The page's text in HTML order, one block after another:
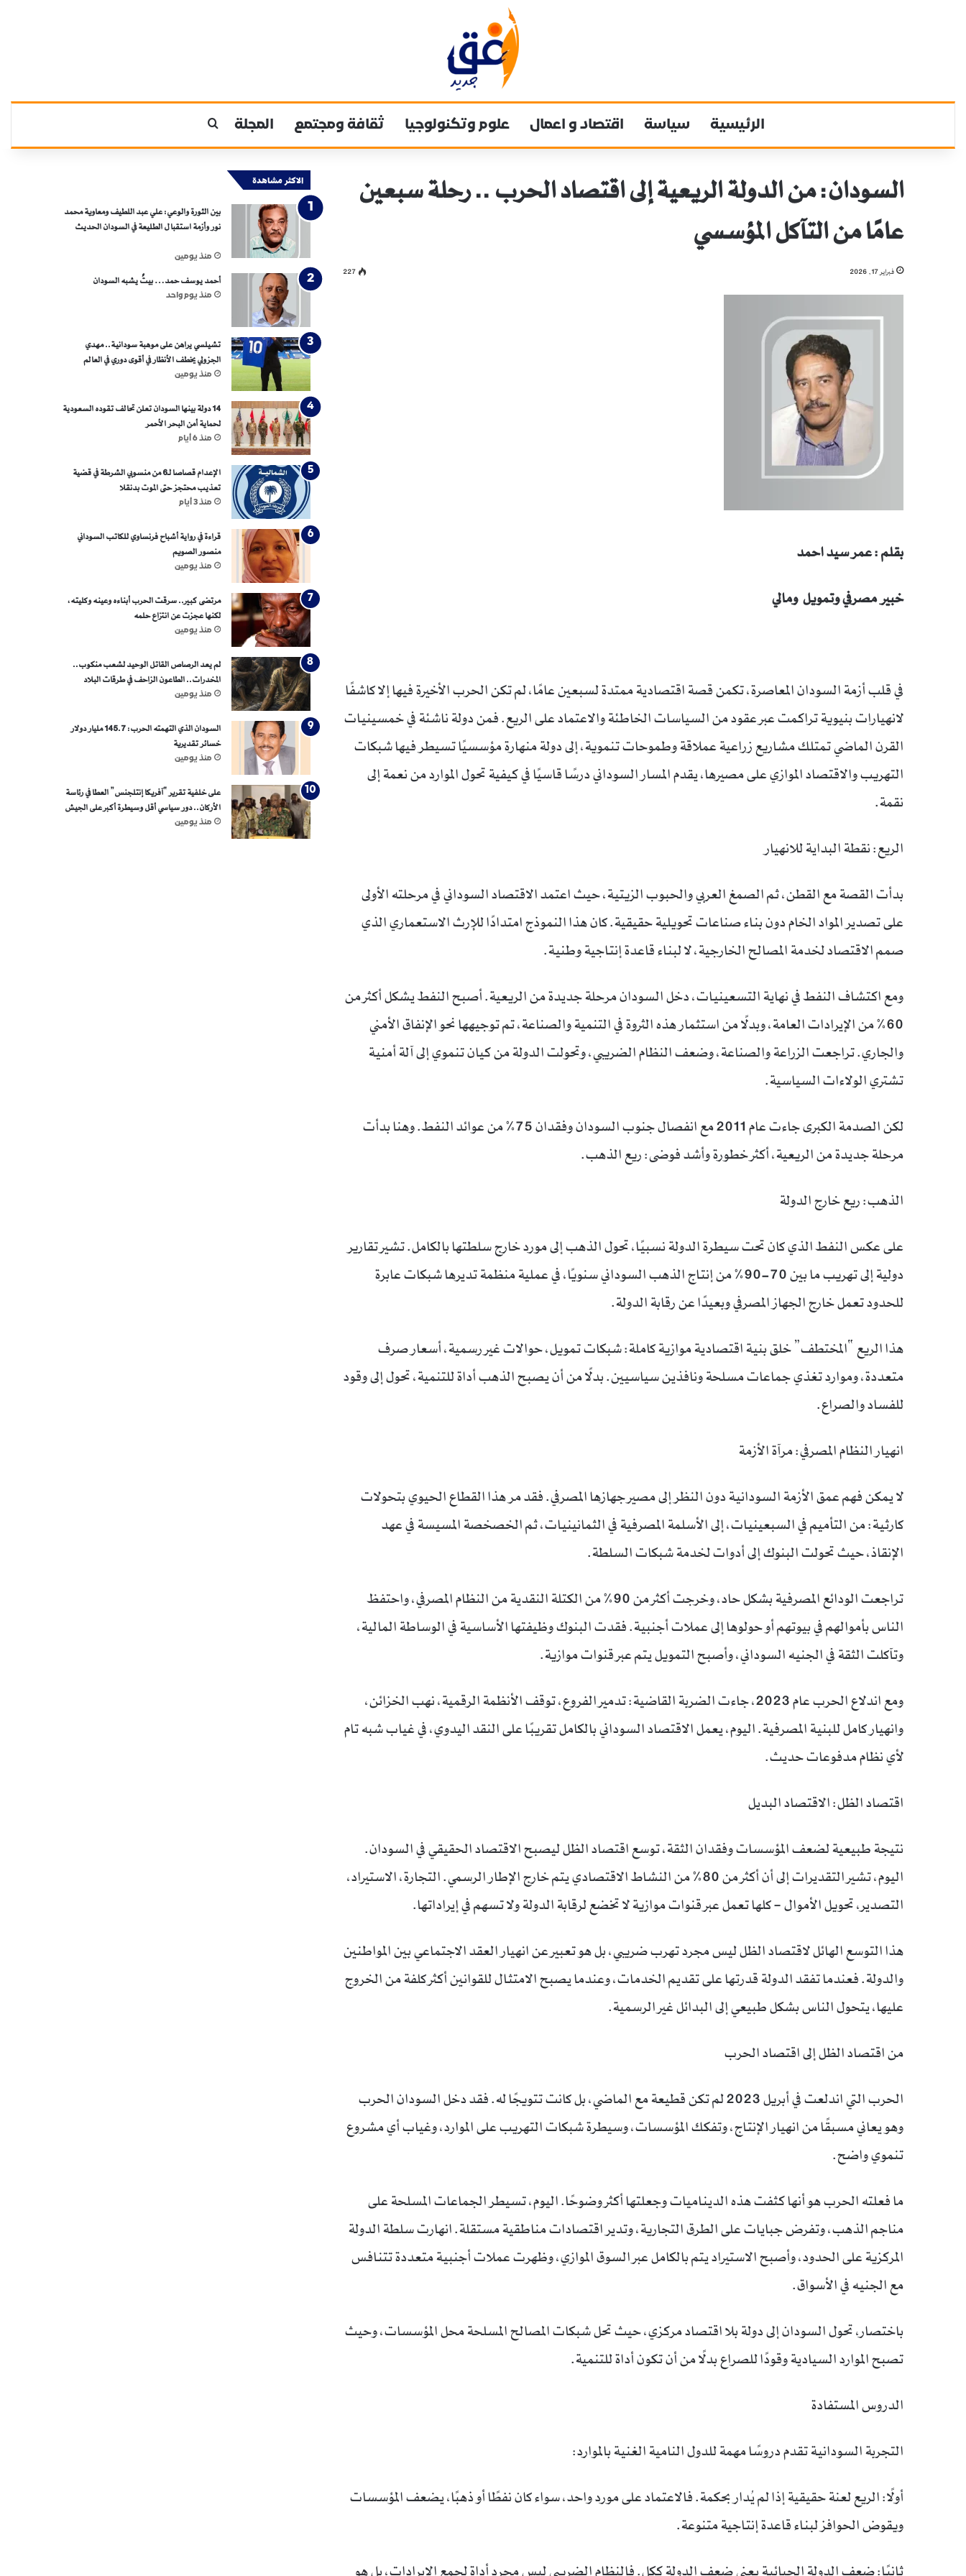
الرئيسية سياسة اقتصاد و اعمال علوم وتكنولوجيا ثقافة ومجتمع المجلة
السودان: من الدولة الريعية إلى اقتصاد الحرب .. رحلة سبعين
عامًا من التآكل المؤسسي
فبراير 17, 2026 227
بقلم : عمر سيد احمد
خبير مصرفي وتمويل ومالي
في قلب أزمة السودان المعاصرة، تكمن قصة اقتصادية ممتدة لسبعين عامًا، لم تكن الحرب الأخيرة فيها إلا كاشفًا
لانهيارات بنيوية تراكمت عبر عقود من السياسات الخاطئة والاعتماد على الريع. فمن دولة ناشئة في خمسينيات
القرن الماضي تمتلك مشاريع زراعية عملاقة وطموحات تنموية، إلى دولة منهارة مؤسسيًا تسيطر فيها شبكات
التهريب والاقتصاد الموازي على مصيرها، يقدم المسار السوداني درسًا قاسيًا في كيفية تحول الموارد من نعمة إلى
نقمة.
الريع: نقطة البداية للانهيار
بدأت القصة مع القطن، ثم الصمغ العربي والحبوب الزيتية، حيث اعتمد الاقتصاد السوداني في مرحلته الأولى
على تصدير المواد الخام دون بناء صناعات تحويلية حقيقية. كان هذا النموذج امتدادًا للإرث الاستعماري الذي
صمم الاقتصاد لخدمة المصالح الخارجية، لا لبناء قاعدة إنتاجية وطنية.
ومع اكتشاف النفط في نهاية التسعينيات، دخل السودان مرحلة جديدة من الريعية. أصبح النفط يشكل أكثر من
60% من الإيرادات العامة، وبدلًا من استثمار هذه الثروة في التنمية والصناعة، تم توجيهها نحو الإنفاق الأمني
والجاري. تراجعت الزراعة والصناعة، وضعف النظام الضريبي، وتحولت الدولة من كيان تنموي إلى آلة أمنية
تشتري الولاءات السياسية.
لكن الصدمة الكبرى جاءت عام 2011 مع انفصال جنوب السودان وفقدان 75% من عوائد النفط. وهنا بدأت
مرحلة جديدة من الريعية، أكثر خطورة وأشد فوضى: ريع الذهب.
الذهب: ريع خارج الدولة
على عكس النفط الذي كان تحت سيطرة الدولة نسبيًا، تحول الذهب إلى مورد خارج سلطتها بالكامل. تشير تقارير
دولية إلى تهريب ما بين 70-90% من إنتاج الذهب السوداني سنويًا، في عملية منظمة تديرها شبكات عابرة
للحدود تعمل خارج الجهاز المصرفي وبعيدًا عن رقابة الدولة.
هذا الريع “المختطف” خلق بنية اقتصادية موازية كاملة: شبكات تمويل، حوالات غير رسمية، أسعار صرف
متعددة، وموارد تغذي جماعات مسلحة ونافذين سياسيين. بدلًا من أن يصبح الذهب أداة للتنمية، تحول إلى وقود
للفساد والصراع.
انهيار النظام المصرفي: مرآة الأزمة
لا يمكن فهم عمق الأزمة السودانية دون النظر إلى مصير جهازها المصرفي. فقد مر هذا القطاع الحيوي بتحولات
كارثية: من التأميم في السبعينيات، إلى الأسلمة المصرفية في الثمانينيات، ثم الخصخصة المسيسة في عهد
الإنقاذ، حيث تحولت البنوك إلى أدوات لخدمة شبكات السلطة.
تراجعت الودائع المصرفية بشكل حاد، وخرجت أكثر من 90% من الكتلة النقدية من النظام المصرفي، واحتفظ
الناس بأموالهم في بيوتهم أو حولوها إلى عملات أجنبية. فقدت البنوك وظيفتها الأساسية في الوساطة المالية،
وتآكلت الثقة في الجنيه السوداني، وأصبح التمويل يتم عبر قنوات موازية.
ومع اندلاع الحرب عام 2023، جاءت الضربة القاضية: تدمير الفروع، توقف الأنظمة الرقمية، نهب الخزائن،
وانهيار كامل للبنية المصرفية. اليوم، يعمل الاقتصاد السوداني بالكامل تقريبًا على النقد اليدوي، في غياب شبه تام
لأي نظام مدفوعات حديث.
اقتصاد الظل: الاقتصاد البديل
نتيجة طبيعية لضعف المؤسسات وفقدان الثقة، توسع اقتصاد الظل ليصبح الاقتصاد الحقيقي في السودان.
اليوم، تشير التقديرات إلى أن أكثر من 80% من النشاط الاقتصادي يتم خارج الإطار الرسمي. التجارة، الاستيراد،
التصدير، تحويل الأموال – كلها تعمل عبر قنوات موازية لا تخضع لرقابة الدولة ولا تسهم في إيراداتها.
هذا التوسع الهائل لاقتصاد الظل ليس مجرد تهرب ضريبي، بل هو تعبير عن انهيار العقد الاجتماعي بين المواطنين
والدولة. فعندما تفقد الدولة قدرتها على تقديم الخدمات، وعندما يصبح الامتثال للقوانين أكثر كلفة من الخروج
عليها، يتحول الناس بشكل طبيعي إلى البدائل غير الرسمية.
من اقتصاد الظل إلى اقتصاد الحرب
الحرب التي اندلعت في أبريل 2023 لم تكن قطيعة مع الماضي، بل كانت تتويجًا له. فقد دخل السودان الحرب
وهو يعاني مسبقًا من انهيار الإنتاج، وتفكك المؤسسات، وسيطرة شبكات التهريب على الموارد، وغياب أي مشروع
تنموي واضح.
ما فعلته الحرب هو أنها كثفت هذه الديناميات وجعلتها أكثر وضوحًا. اليوم، تسيطر الجماعات المسلحة على
مناجم الذهب، وتفرض جبايات على الطرق التجارية، وتدير اقتصادات مناطقية مستقلة. انهارت سلطة الدولة
المركزية على الحدود، وأصبح الاستيراد يتم بالكامل عبر السوق الموازي، وظهرت عملات أجنبية متعددة تتنافس
مع الجنيه في الأسواق.
باختصار، تحول السودان إلى دولة بلا اقتصاد مركزي، حيث تحل شبكات المصالح المسلحة محل المؤسسات، وحيث
تصبح الموارد السيادية وقودًا للصراع بدلًا من أن تكون أداة للتنمية.
الدروس المستفادة
التجربة السودانية تقدم دروسًا مهمة للدول النامية الغنية بالموارد:
أولًا: الريع لعنة حقيقية إذا لم يُدار بحكمة. فالاعتماد على مورد واحد، سواء كان نفطًا أو ذهبًا، يضعف المؤسسات
ويقوض الحوافز لبناء قاعدة إنتاجية متنوعة.
ثانيًا: ضعف الدولة الجبائية يعني ضعف الدولة ككل. فالنظام الضريبي ليس مجرد أداة لجمع الإيرادات، بل هو
الاكثر مشاهدة
بين الثورة والوعي: علي عبد اللطيف ومعاوية محمد
نور وأزمة استقبال الطليعة في السودان الحديث
منذ يومين
أحمد يوسف حمد… بيتٌ يشبه السودان
منذ يوم واحد
تشيلسي يراهن على موهبة سودانية.. مهدي
الجزولي يخطف الأنظار في أقوى دوري في العالم
منذ يومين
14 دولة بينها السودان تعلن تحالف تقوده السعودية
لحماية أمن البحر الأحمر
منذ 6 أيام
الإعدام قصاصا لـ6 من منسوبي الشرطة في قضية
تعذيب محتجز حتى الموت بدنقلا
منذ 3 أيام
قراءة في رواية أشباح فرنساوي للكاتب السوداني
منصور الصويم
منذ يومين
مرتضى كبير.. سرقت الحرب أبناءه وعينه وكليته،
لكنها عجزت عن انتزاع حلمه
منذ يومين
لم يعد الرصاص القاتل الوحيد لشعب منكوب..
المخدرات.. الطاعون الزاحف في طرقات البلاد
منذ يومين
السودان الذي التهمته الحرب: 145.7 مليار دولار
خسائر تقديرية
منذ يومين
على خلفية تقرير “آفريكا إنتلجنس” العطا في رئاسة
الأركان.. دور سياسي أقل وسيطرة أكبر على الجيش
منذ يومين